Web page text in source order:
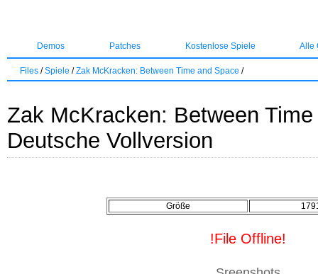
Demos Patches Kostenlose Spiele Alle
Files /Spiele /Zak McKracken: Between Time and Space /
Zak McKracken: Between
Deutsche Vollversion
Größe
!File Offline!